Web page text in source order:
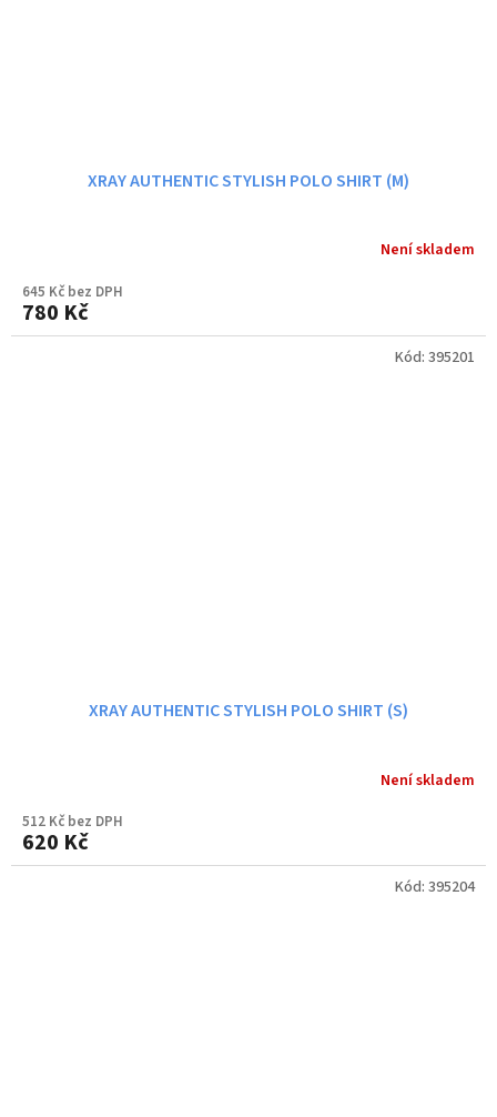
XRAY AUTHENTIC STYLISH POLO SHIRT (M)
Není skladem
645 Kč bez DPH
780 Kč
XRAY AUTHENTIC STYLISH POLO SHIRT (S)
Není skladem
512 Kč bez DPH
620 Kč
Kód: 395201
Kód: 395204